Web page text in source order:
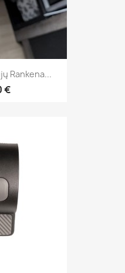
Rankena...
€